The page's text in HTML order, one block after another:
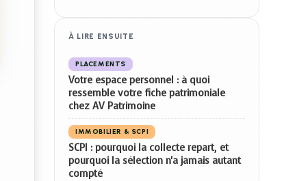
À LIRE ENSUITE
PLACEMENTS
Votre espace personnel : à quoi
ressemble votre fiche patrimoniale
chez AV Patrimoine
IMMOBILIER & SCPI
SCPI : pourquoi la collecte repart, et
pourquoi la sélection n'a jamais autant
compté